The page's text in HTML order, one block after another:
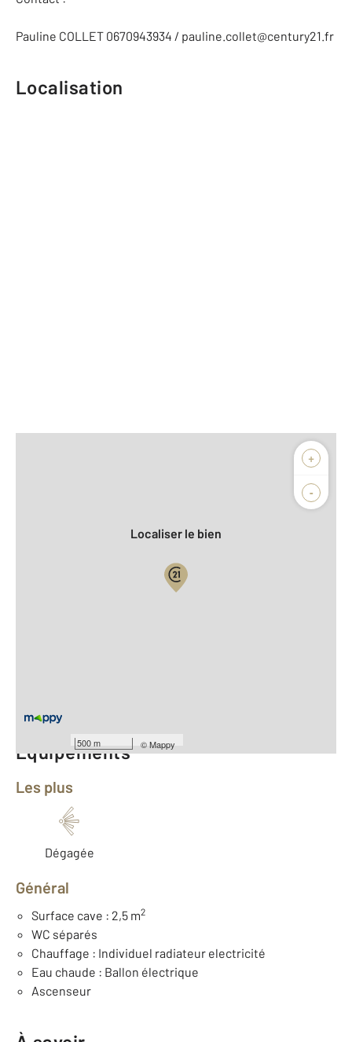
Pauline COLLET 0670943934 / pauline.collet@century21.fr
Localisation
+
-
500 m ©Mappy
Biens vendus
Localiser le bien
Équipements
Les plus
Dégagée
Général
Surface cave : 2,5 m2
WC séparés
Chauffage : Individuel radiateur electricité
Eau chaude : Ballon électrique
Ascenseur